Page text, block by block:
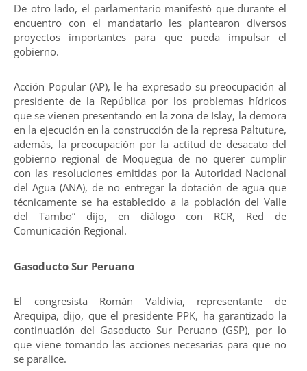
De otro lado, el parlamentario manifestó que durante el
encuentro con el mandatario les plantearon diversos
proyectos importantes para que pueda impulsar el
gobierno.
Acción Popular (AP), le ha expresado su preocupación al
presidente de la República por los problemas hídricos
que se vienen presentando en la zona de Islay, la demora
en la ejecución en la construcción de la represa Paltuture,
además, la preocupación por la actitud de desacato del
gobierno regional de Moquegua de no querer cumplir
con las resoluciones emitidas por la Autoridad Nacional
del Agua (ANA), de no entregar la dotación de agua que
técnicamente se ha establecido a la población del Valle
del Tambo” dijo, en diálogo con RCR, Red de
Comunicación Regional.
Gasoducto Sur Peruano
El congresista Román Valdivia, representante de
Arequipa, dijo, que el presidente PPK, ha garantizado la
continuación del Gasoducto Sur Peruano (GSP), por lo
que viene tomando las acciones necesarias para que no
se paralice.